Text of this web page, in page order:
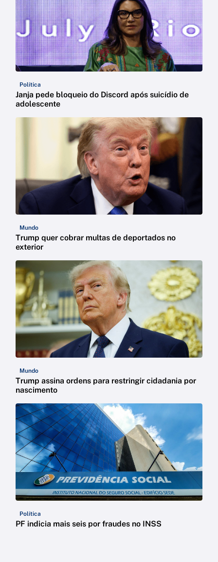
Política
Janja pede bloqueio do Discord após suicídio de
adolescente
Mundo
Trump quer cobrar multas de deportados no
exterior
Mundo
Trump assina ordens para restringir cidadania por
nascimento
Política
PF indicia mais seis por fraudes no INSS